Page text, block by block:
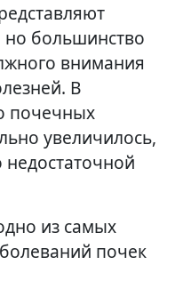
но большинство
внимания
В
почечных
увеличилось,
недостаточной
из самых
почек